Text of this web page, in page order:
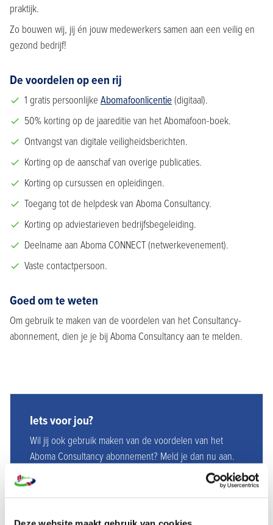
praktijk.
Zo bouwen wij, jij én jouw medewerkers samen aan een veilig en
gezond bedrijf!
De voordelen op een rij
1 gratis persoonlijke Abomafoonlicentie(digitaal).
50% korting op de jaareditie van het Abomafoon-boek.
Ontvangst van digitale veiligheidsberichten.
Korting op de aanschaf van overige publicaties.
Korting op cursussen en opleidingen.
Toegang tot de helpdesk van Aboma Consultancy.
Korting op adviestarieven bedrijfsbegeleiding.
Deelname aan Aboma CONNECT (netwerkevenement).
Vaste contactpersoon.
Goed om te weten
Om gebruik te maken van de voordelen van het Consultancy-
abonnement, dien je je bij Aboma Consultancy aan te melden.
Iets voor jou?
Wil jij ook gebruik maken van de voordelen van het
Aboma Consultancy abonnement? Meld je dan nu aan.
Direct aanvragen